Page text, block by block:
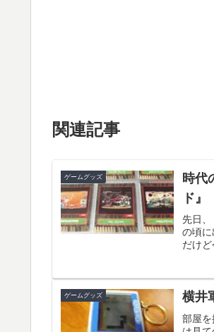
関連記事
ゲームグッズ
時代
ド』
先日
の頃
だけ
ゲームグッズ 横井
部屋